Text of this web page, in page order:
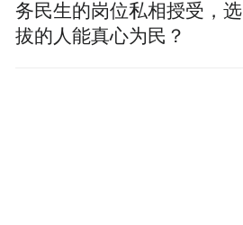
务民生的岗位私相授受，选
拔的人能真心为民？